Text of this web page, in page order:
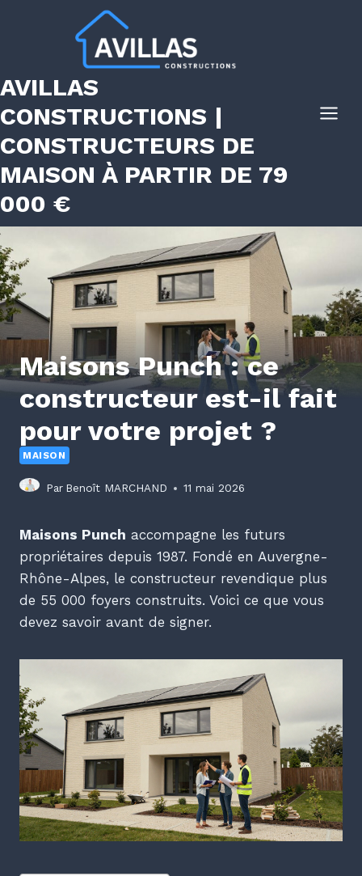
AVILLAS
CONSTRUCTIONS |
CONSTRUCTEURS DE
MAISON À PARTIR DE 79
000 €
Maisons Punch : ce
constructeur est-il fait
pour votre projet ?
MAISON
Par Benoît MARCHAND 11 mai 2026
Maisons Punch accompagne les futurs
propriétaires depuis 1987. Fondé en Auvergne-
Rhône-Alpes, le constructeur revendique plus
de 55 000 foyers construits. Voici ce que vous
devez savoir avant de signer.